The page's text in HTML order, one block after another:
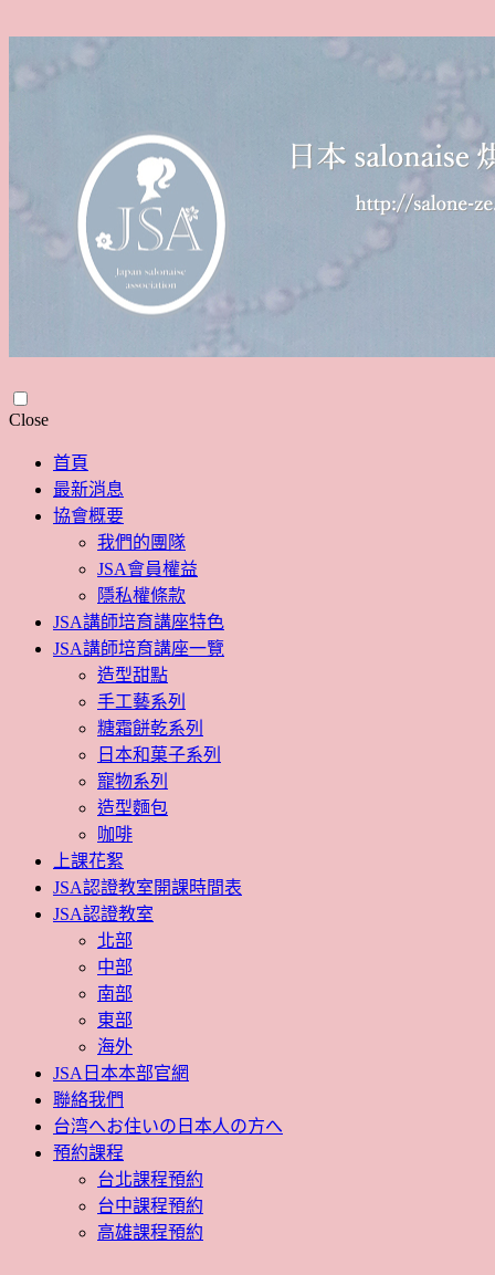
CloseSkip
content
首頁
最新消息
協會概要
我們的團隊
JSA會員權益
隱私權條款
JSA講師培育講座特色
JSA講師培育講座一覽
造型甜點
手工藝系列
糖霜餅乾系列
日本和菓子系列
寵物系列
造型麵包
咖啡
上課花絮
JSA認證教室開課時間表
JSA認證教室
北部
中部
南部
東部
海外
JSA日本本部官網
聯絡我們
台湾へお住いの日本人の方へ
預約課程
台北課程預約
台中課程預約
高雄課程預約